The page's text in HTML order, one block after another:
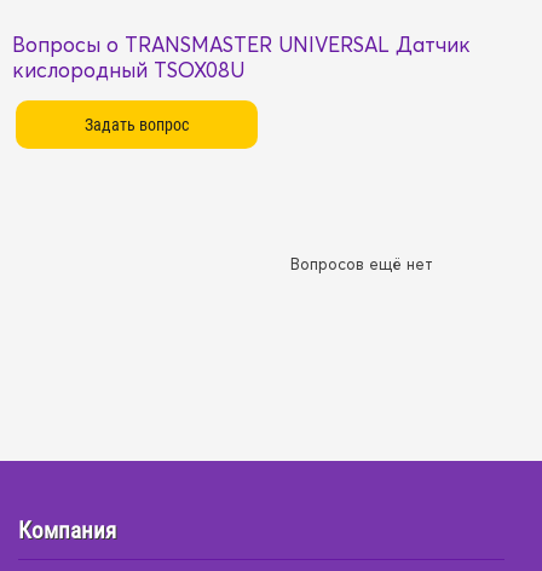
Вопросы о TRANSMASTER UNIVERSAL Датчик
кислородный TSOX08U
Вопросов ещё нет
Компания